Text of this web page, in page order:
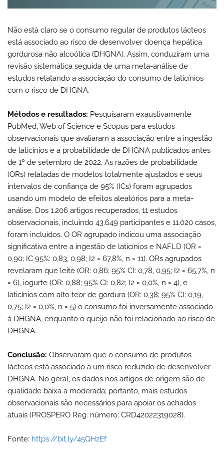
Não está claro se o consumo regular de produtos lácteos
está associado ao risco de desenvolver doença hepática
gordurosa não alcoólica (DHGNA). Assim, conduziram uma
revisão sistemática seguida de uma meta-análise de
estudos relatando a associação do consumo de laticínios
com o risco de DHGNA.
Métodos e resultados: Pesquisaram exaustivamente
PubMed, Web of Science e Scopus para estudos
observacionais que avaliaram a associação entre a ingestão
de laticínios e a probabilidade de DHGNA publicados antes
de 1º de setembro de 2022. As razões de probabilidade
(ORs) relatadas de modelos totalmente ajustados e seus
intervalos de confiança de 95% (ICs) foram agrupados
usando um modelo de efeitos aleatórios para a meta-
análise. Dos 1.206 artigos recuperados, 11 estudos
observacionais, incluindo 43.649 participantes e 11.020 casos,
foram incluídos. O OR agrupado indicou uma associação
significativa entre a ingestão de laticínios e NAFLD (OR =
0,90; IC 95%: 0,83, 0,98; I2 = 67,8%, n = 11). ORs agrupados
revelaram que leite (OR: 0,86; 95% CI: 0,78, 0,95; I2 = 65,7%, n
= 6), iogurte (OR: 0,88; 95% CI: 0,82; I2 = 0,0%, n = 4), e
laticínios com alto teor de gordura (OR: 0,38; 95% CI: 0,19,
0,75; I2 = 0,0%, n = 5) o consumo foi inversamente associado
à DHGNA, enquanto o queijo não foi relacionado ao risco de
DHGNA.
Conclusão: Observaram que o consumo de produtos
lácteos está associado a um risco reduzido de desenvolver
DHGNA. No geral, os dados nos artigos de origem são de
qualidade baixa a moderada; portanto, mais estudos
observacionais são necessários para apoiar os achados
atuais (PROSPERO Reg. número: CRD42022319028).
Fonte: https://bit.ly/45QHzEf